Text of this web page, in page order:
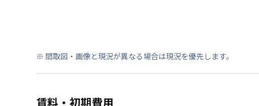
※ 間取図・画像と現況が異なる場合は現況を優先します。
賃料・初期費用